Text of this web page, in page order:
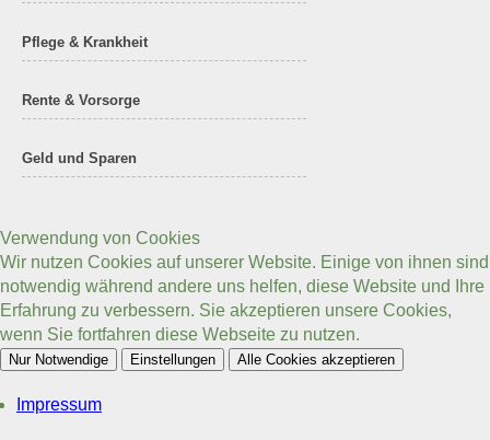
Pflege & Krankheit
Rente & Vorsorge
Geld und Sparen
Verwendung von Cookies
Wir nutzen Cookies auf unserer Website. Einige von ihnen sind
notwendig während andere uns helfen, diese Website und Ihre
Erfahrung zu verbessern. Sie akzeptieren unsere Cookies,
wenn Sie fortfahren diese Webseite zu nutzen.
Nur Notwendige Einstellungen Alle Cookies akzeptieren
Impressum